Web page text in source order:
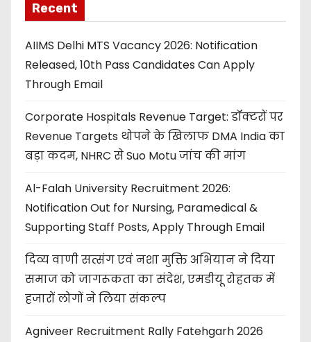
Recent
AIIMS Delhi MTS Vacancy 2026: Notification
Released, 10th Pass Candidates Can Apply
Through Email
Corporate Hospitals Revenue Target: डॉक्टरों पर
Revenue Targets थोपने के खिलाफ DMA India का
बड़ा कदम, NHRC से Suo Motu जांच की मांग
Al-Falah University Recruitment 2026:
Notification Out for Nursing, Paramedical &
Supporting Staff Posts, Apply Through Email
दिव्य वाणी सत्संग एवं नशा मुक्ति अभियान ने दिया
समाज को जागरूकता का संदेश, एमडीयू रोहतक में
हजारों लोगों ने लिया संकल्प
Agniveer Recruitment Rally Fatehgarh 2026